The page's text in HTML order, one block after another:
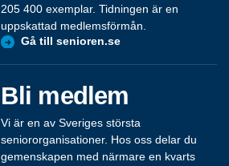
205 400 exemplar. Tidningen är en
uppskattad medlemsförmån.
Gå till senioren.se
Bli medlem
Vi är en av Sveriges största
seniororganisationer. Hos oss delar du
gemenskapen med närmare en kvarts